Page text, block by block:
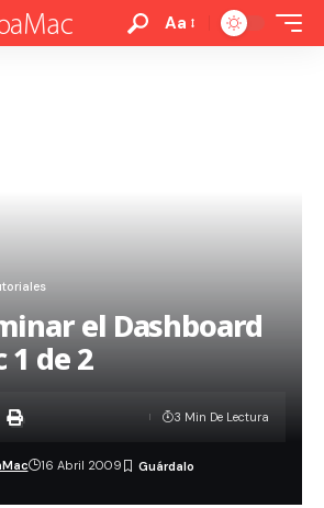
Aa
el Dashboard
1 de 2
16 Abril 2009
3 Min De Lectura